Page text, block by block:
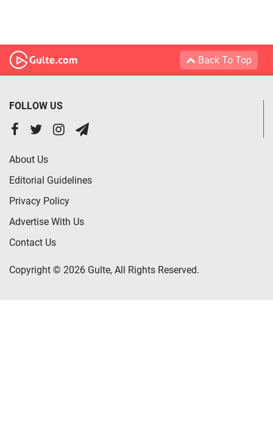
Back To Top
FOLLOW US
About Us
Editorial Guidelines
Privacy Policy
Advertise With Us
Contact Us
Copyright © 2026 Gulte, All Rights Reserved.